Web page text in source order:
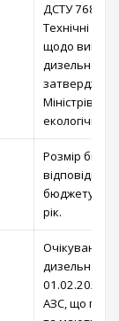
ДСТУ 7688-
Технічні
щодо вимог
дизельного,
Міністрів
Розмір
відповідно
бюджету
рік.
Очікувана
дизельного
01.02.2024
АЗС, що